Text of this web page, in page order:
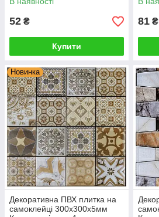
52 ₴
Купити
81 ₴
Новинка
Декоративна ПВХ плитка на
самоклейці 300х300х5мм